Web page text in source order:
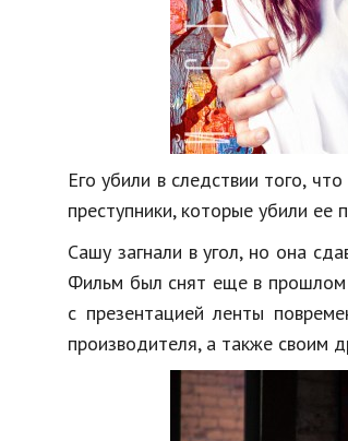
Его убили в следствии того,
преступники, которые убили ее
Сашу загнали в угол, но она
Фильм был снят еще в прошлом
с презентацией ленты
производителя, а также своим